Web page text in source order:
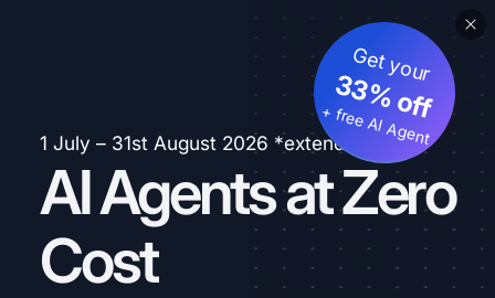
1 July – 31st August 2026 *extended
AI Agents at Zero
Cost
Get your
33% off
+ free AI Agent